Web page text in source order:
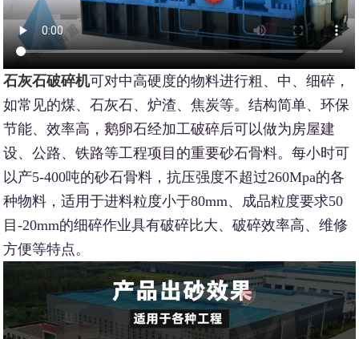
石灰石破碎机可对中高硬度的物料进行粗、中、细碎，
如常见的煤、石灰石、炉渣、焦炭等。结构简单、环保
节能、效率高，鹅卵石经加工破碎后可以做为房屋建
设、公路、铁路等工程项目的重要砂石骨料。每小时可
以产5-400吨的砂石骨料，抗压强度不超过260Mpa的各
种物料，适用于进料粒度小于80mm、成品粒度要求50
目-20mm的细碎作业具有破碎比大、破碎效率高、维修
方便等特点。